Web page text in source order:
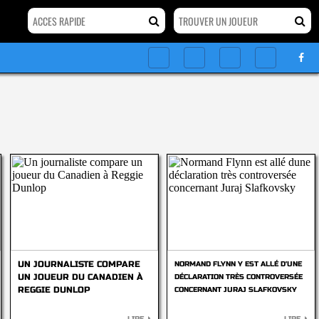
UN JOURNALISTE COMPARE
UN JOUEUR DU CANADIEN À
REGGIE DUNLOP
NORMAND FLYNN Y EST ALLÉ D'UNE
DÉCLARATION TRÈS CONTROVERSÉE
CONCERNANT JURAJ SLAFKOVSKY